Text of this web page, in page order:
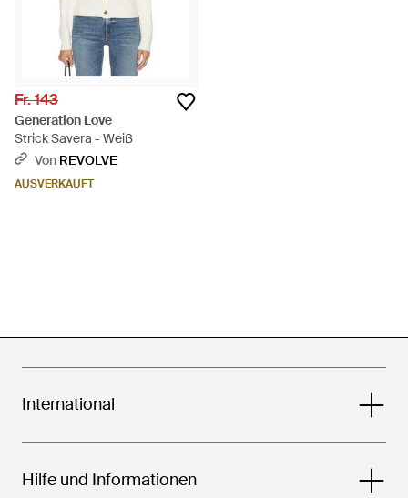
Fr. 143
Generation Love
Strick Savera - Weiß
Von REVOLVE
AUSVERKAUFT
International
Hilfe und Informationen